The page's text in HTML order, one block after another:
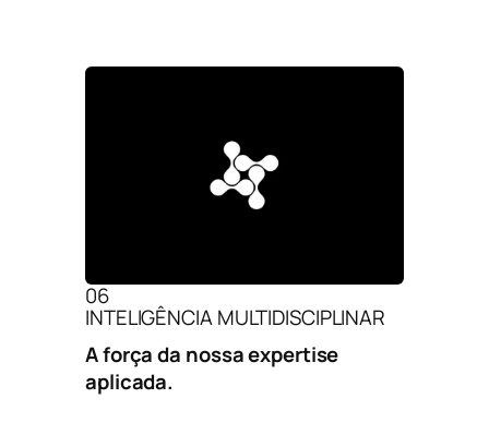
06
INTELIGÊNCIA MULTIDISCIPLINAR
A força da nossa expertise
aplicada.